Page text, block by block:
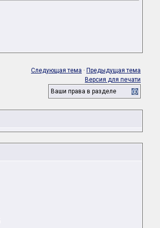
Следующая тема · Предыдущая тема
Версия для печати
Ваши права в разделе